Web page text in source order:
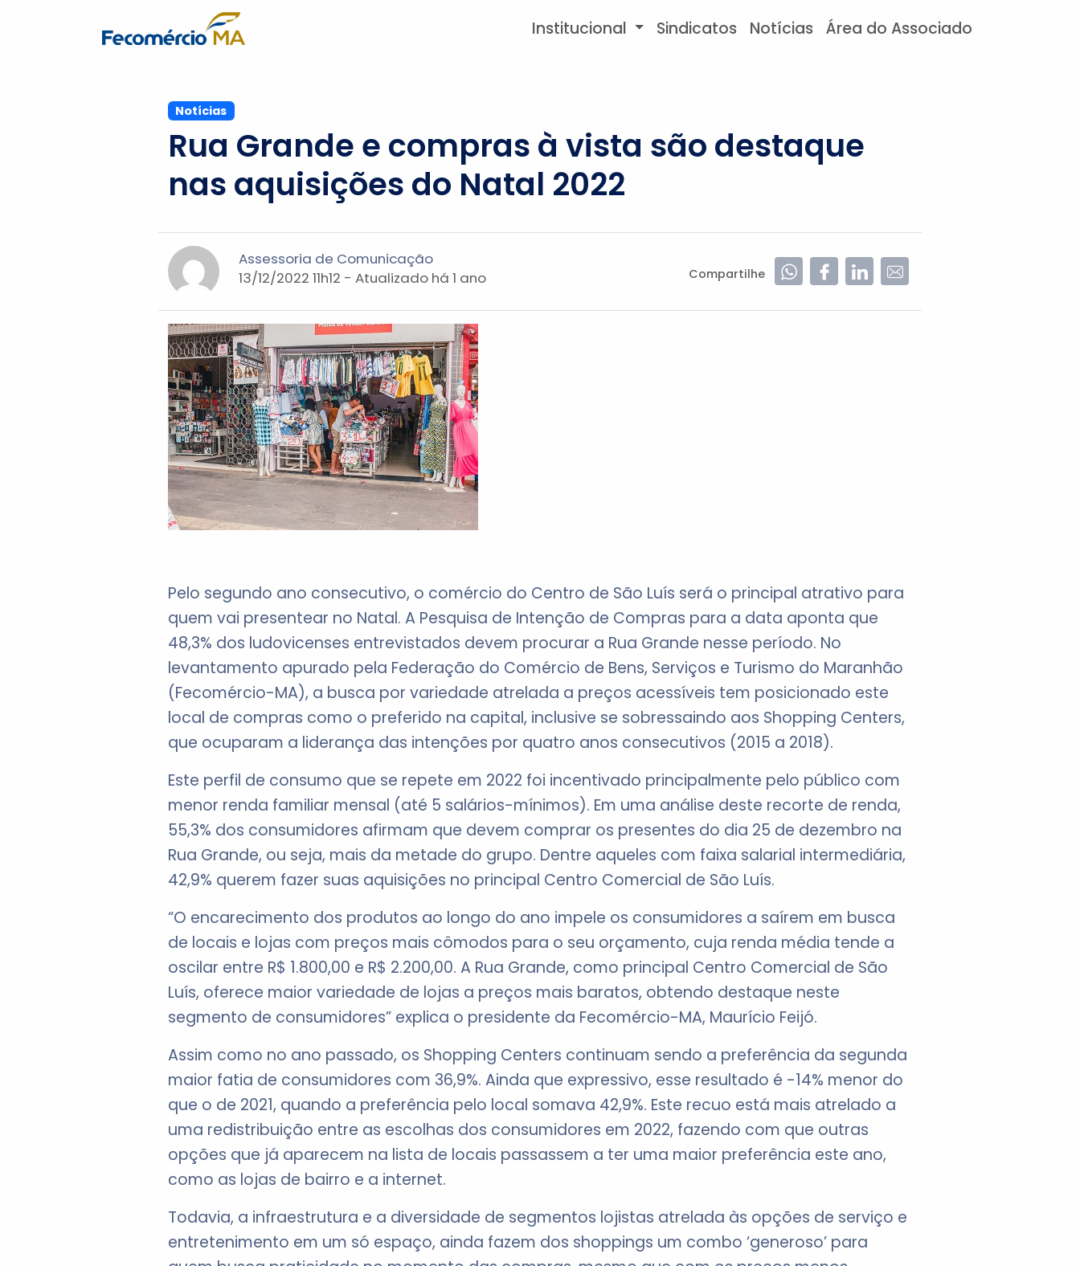
Institucional Sindicatos Notícias Área do Associado
Notícias
Rua Grande e compras à vista são destaque
nas aquisições do Natal 2022
Assessoria de Comunicação
13/12/2022 11h12 - Atualizado há 1 ano Compartilhe
Pelo segundo ano consecutivo, o comércio do Centro de São Luís será o principal atrativo para
quem vai presentear no Natal. A Pesquisa de Intenção de Compras para a data aponta que
48,3% dos ludovicenses entrevistados devem procurar a Rua Grande nesse período. No
levantamento apurado pela Federação do Comércio de Bens, Serviços e Turismo do Maranhão
(Fecomércio-MA), a busca por variedade atrelada a preços acessíveis tem posicionado este
local de compras como o preferido na capital, inclusive se sobressaindo aos Shopping Centers,
que ocuparam a liderança das intenções por quatro anos consecutivos (2015 a 2018).
Este perfil de consumo que se repete em 2022 foi incentivado principalmente pelo público com
menor renda familiar mensal (até 5 salários-mínimos). Em uma análise deste recorte de renda,
55,3% dos consumidores afirmam que devem comprar os presentes do dia 25 de dezembro na
Rua Grande, ou seja, mais da metade do grupo. Dentre aqueles com faixa salarial intermediária,
42,9% querem fazer suas aquisições no principal Centro Comercial de São Luís.
“O encarecimento dos produtos ao longo do ano impele os consumidores a saírem em busca
de locais e lojas com preços mais cômodos para o seu orçamento, cuja renda média tende a
oscilar entre R$ 1.800,00 e R$ 2.200,00. A Rua Grande, como principal Centro Comercial de São
Luís, oferece maior variedade de lojas a preços mais baratos, obtendo destaque neste
segmento de consumidores” explica o presidente da Fecomércio-MA, Maurício Feijó.
Assim como no ano passado, os Shopping Centers continuam sendo a preferência da segunda
maior fatia de consumidores com 36,9%. Ainda que expressivo, esse resultado é -14% menor do
que o de 2021, quando a preferência pelo local somava 42,9%. Este recuo está mais atrelado a
uma redistribuição entre as escolhas dos consumidores em 2022, fazendo com que outras
opções que já aparecem na lista de locais passassem a ter uma maior preferência este ano,
como as lojas de bairro e a internet.
Todavia, a infraestrutura e a diversidade de segmentos lojistas atrelada às opções de serviço e
entretenimento em um só espaço, ainda fazem dos shoppings um combo ‘generoso’ para